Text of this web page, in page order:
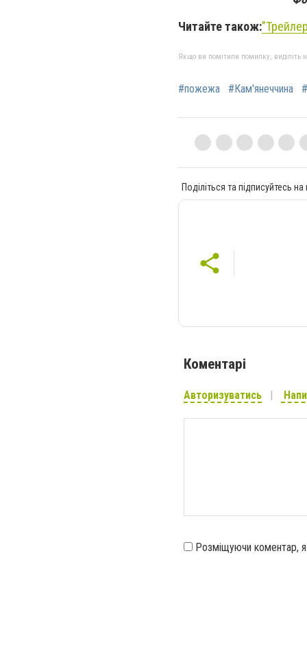
Читайте також:
Якщо ви помітили помилку, виділіть
#пожежа #Кам'янеччина
Поділіться та підписуйтесь
Коментарі
Авторизуватись
Розміщуючи коментар,